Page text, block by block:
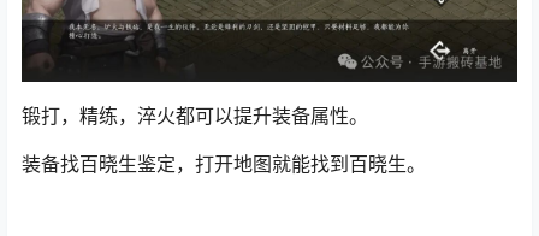
锻打，精练，淬火都可以提升装备属性。
装备找百晓生鉴定，打开地图就能找到百晓生。